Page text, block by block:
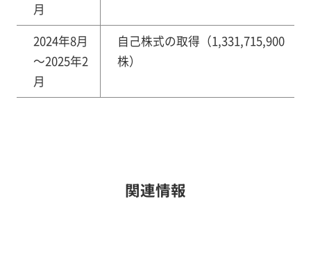
月
2024年8月
～2025年2
月
自己株式の取得（1,331,715,900
株）​
関連情報